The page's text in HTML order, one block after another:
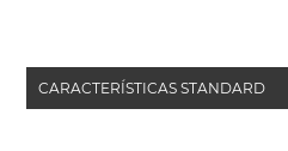
CARACTERÍSTICAS STANDARD